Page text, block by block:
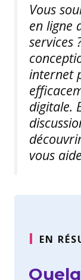
Vous
en ligne
services
internet
digitale.
vous
EN